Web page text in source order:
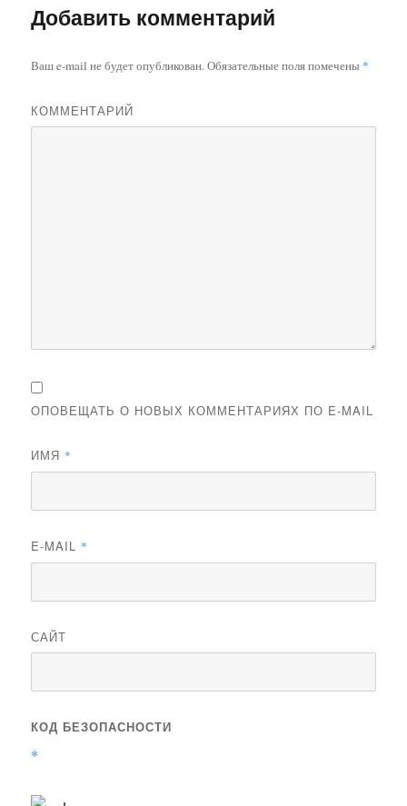
Добавить комментарий
Ваш e-mail не будет опубликован.Обязательные поля помечены *
КОММЕНТАРИЙ
ОПОВЕЩАТЬ О НОВЫХ КОММЕНТАРИЯХ ПО E-MAIL
ИМЯ *
E-MAIL *
САЙТ
КОД БЕЗОПАСНОСТИ
*